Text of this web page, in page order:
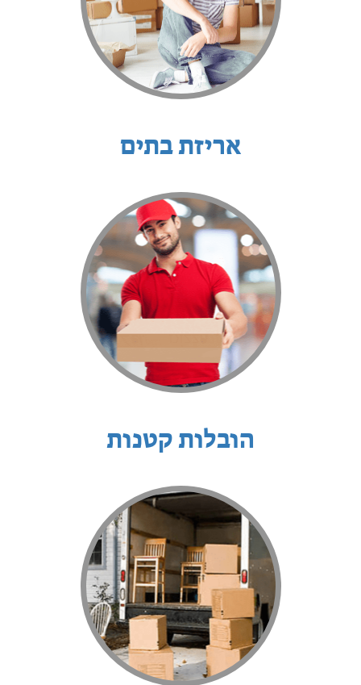
אריזת בתים
הובלות קטנות